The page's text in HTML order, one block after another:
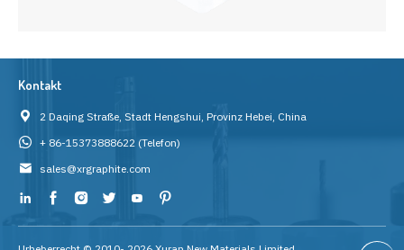
Kontakt
2 Daqing Straße, Stadt Hengshui, Provinz Hebei, China
+ 86-15373888622 (Telefon)
sales@xrgraphite.com